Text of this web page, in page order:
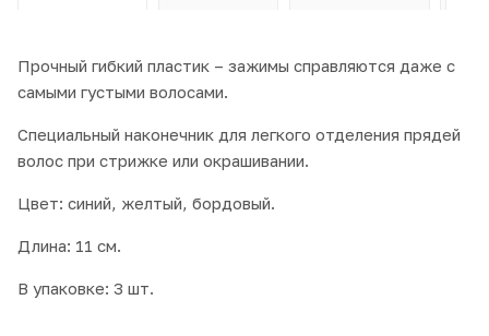
Прочный гибкий пластик – зажимы справляются даже с
самыми густыми волосами.
Специальный наконечник для легкого отделения прядей
волос при стрижке или окрашивании.
Цвет: синий, желтый, бордовый.
Длина: 11 см.
В упаковке: 3 шт.